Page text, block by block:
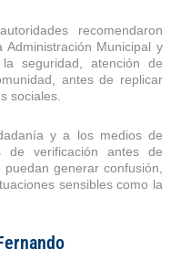
recomendaron
Municipal y
seguridad, atención de
antes de replicar
sociales.
y a los medios de
de verificación antes de
generar confusión,
sensibles como la